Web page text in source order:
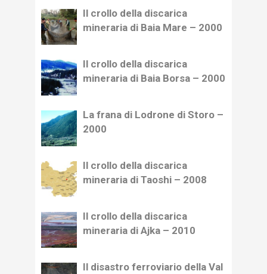
Il crollo della discarica
mineraria di Baia Mare – 2000
Il crollo della discarica
mineraria di Baia Borsa – 2000
La frana di Lodrone di Storo –
2000
Il crollo della discarica
mineraria di Taoshi – 2008
Il crollo della discarica
mineraria di Ajka – 2010
Il disastro ferroviario della Val